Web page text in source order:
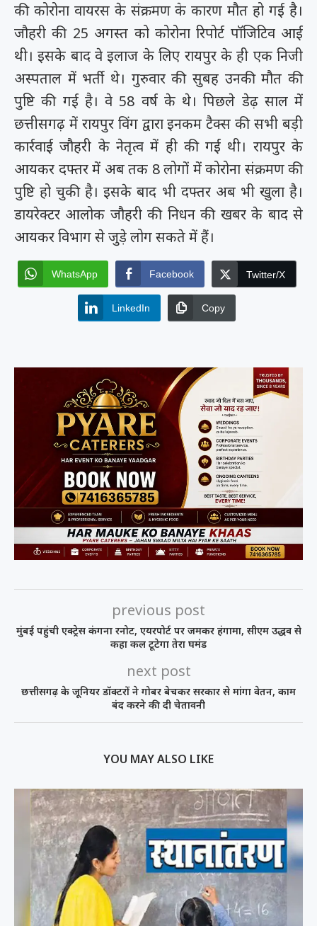
की कोरोना वायरस के संक्रमण के कारण मौत हो गई है।
जौहरी की 25 अगस्त को कोरोना रिपोर्ट पॉजिटिव आई
थी। इसके बाद वे इलाज के लिए रायपुर के ही एक निजी
अस्पताल में भर्ती थे। गुरुवार की सुबह उनकी मौत की
पुष्टि की गई है। वे 58 वर्ष के थे। पिछले डेढ़ साल में
छत्तीसगढ़ में रायपुर विंग द्वारा इनकम टैक्स की सभी बड़ी
कार्रवाई जौहरी के नेतृत्व में ही की गईं थी। रायपुर के
आयकर दफ्तर में अब तक 8 लोगों में कोरोना संक्रमण की
पुष्टि हो चुकी है। इसके बाद भी दफ्तर अब भी खुला है।
डायरेक्टर आलोक जौहरी की निधन की खबर के बाद से
आयकर विभाग से जुड़े लोग सकते में हैं।
WhatsApp Facebook Twitter/X
LinkedIn Copy
previous post
मुंबई पहुंची एक्ट्रेस कंगना रनोट, एयरपोर्ट पर जमकर हंगामा, सीएम उद्धव से
कहा कल टूटेगा तेरा घमंड
next post
छत्तीसगढ़ के जूनियर डॉक्टरों ने गोबर बेचकर सरकार से मांगा वेतन, काम
बंद करने की दी चेतावनी
YOU MAY ALSO LIKE